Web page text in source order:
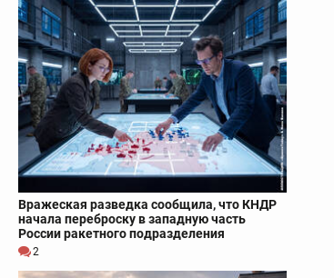
Вражеская разведка сообщила, что КНДР
начала переброску в западную часть
России ракетного подразделения
2